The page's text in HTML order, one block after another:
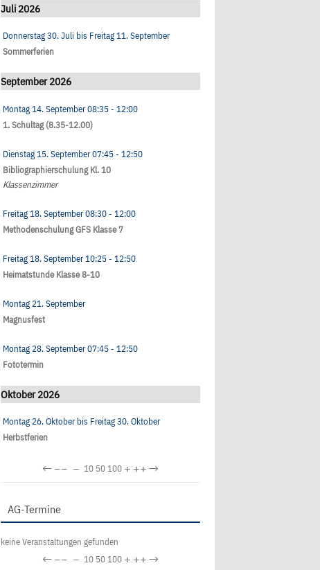
Juli 2026
Donnerstag 30. Juli bis Freitag 11. September
Sommerferien
September 2026
Montag 14. September08:35- 12:00
1. Schultag (8.35-12.00)
Dienstag 15. September07:45- 12:50
Bibliographierschulung Kl. 10
Klassenzimmer
Freitag 18. September08:30- 12:00
Methodenschulung GFS Klasse 7
Freitag 18. September10:25- 12:50
Heimatstunde Klasse 8-10
Montag 21. September
Magnusfest
Montag 28. September07:45- 12:50
Fototermin
Oktober 2026
Montag 26. Oktoberbis Freitag 30. Oktober
Herbstferien
←−− − 10 50100 + ++→
AG-Termine
keine Veranstaltungen gefunden
←−− − 10 50100 + ++→